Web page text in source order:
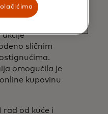
akcije
sličnim
omogućila je
kupovinu
rad od kuće i